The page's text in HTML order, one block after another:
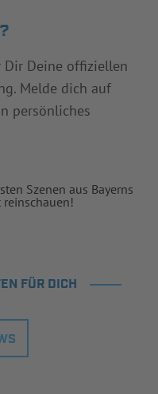
Dir Deine offiziellen
Melde dich auf
persönliches
Szenen aus Bayerns
FÜR DICH